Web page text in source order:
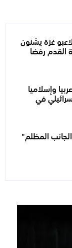
غزة يشنون
القدم رفضا
وإسلاميا
في
المظلم"